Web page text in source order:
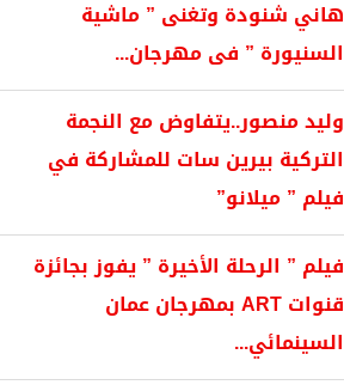
هاني شنودة وتغنى ” ماشية
السنيورة ” فى مهرجان...
وليد منصور..يتفاوض مع النجمة
التركية بيرين سات للمشاركة في
فيلم ” ميلانو”
فيلم ” الرحلة الأخيرة ” يفوز بجائزة
قنوات ART بمهرجان عمان
السينمائي...